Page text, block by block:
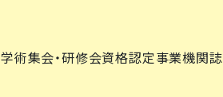
学術集会・研修会資格認定事業機関誌